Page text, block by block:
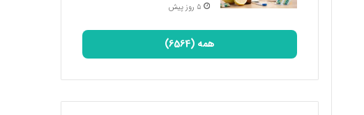
5 روز پیش
همه (6564)